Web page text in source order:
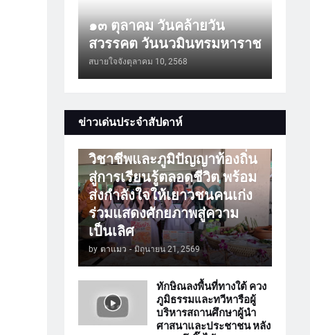
๑๓ ตุลาคม วันคล้ายวัน
สวรรคต วันนวมินทรมหาราช
สบายใจจังตุลาคม 10, 2568
ข่าวเด่นประจำสัปดาห์
การศึกษา
วิชาชีพและภูมิปัญญาท้องถิ่น
สู่การเรียนรู้ตลอดชีวิต พร้อม
ส่งกำลังใจให้เยาวชนคนเก่ง
ร่วมแสดงศักยภาพสู่ความ
เป็นเลิศ
by ตาแมว - มิถุนายน 21, 2569
ทักษิณลงพื้นที่ทางใต้ ควง
ภูมิธรรมและทวีหารือผู้
บริหารสถานศึกษาผู้นำ
ศาสนาและประชาชน หลัง